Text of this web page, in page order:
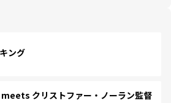
ング
クリストファー・ノーラン監督